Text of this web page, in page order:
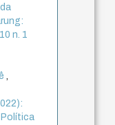
n. 1
,